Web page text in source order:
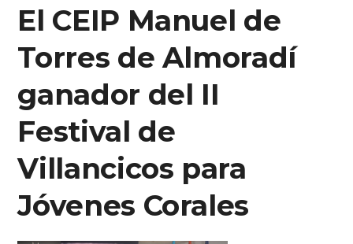
El CEIP Manuel de
Torres de Almoradí
ganador del II
Festival de
Villancicos para
Jóvenes Corales